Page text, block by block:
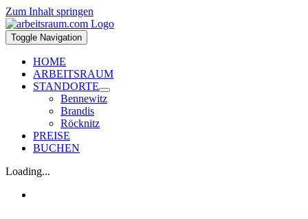
Zum Inhalt springen
Toggle Navigation
HOME
ARBEITSRAUM
STANDORTE
Bennewitz
Brandis
Röcknitz
PREISE
BUCHEN
Loading...